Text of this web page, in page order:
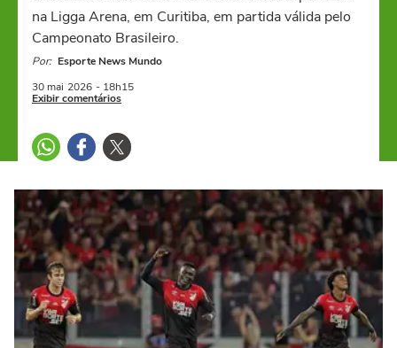
na Ligga Arena, em Curitiba, em partida válida pelo
Campeonato Brasileiro.
Por: Esporte News Mundo
30 mai 2026 - 18h15
Exibir comentários